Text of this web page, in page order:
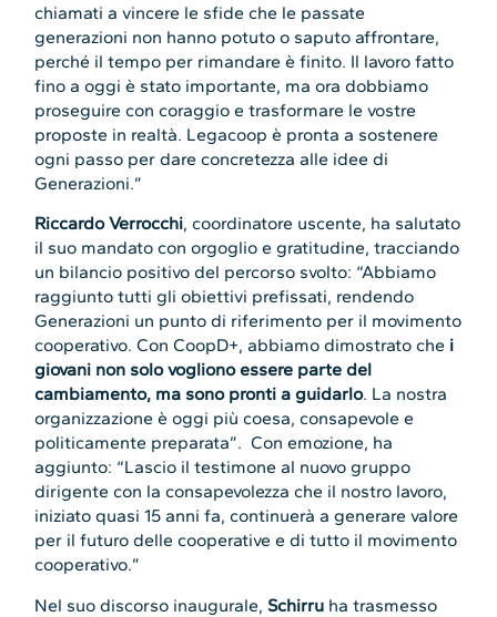
chiamati a vincere le sfide che le passate
generazioni non hanno potuto o saputo affrontare,
perché il tempo per rimandare è finito. Il lavoro fatto
fino a oggi è stato importante, ma ora dobbiamo
proseguire con coraggio e trasformare le vostre
proposte in realtà. Legacoop è pronta a sostenere
ogni passo per dare concretezza alle idee di
Generazioni.”
Riccardo Verrocchi, coordinatore uscente, ha salutato
il suo mandato con orgoglio e gratitudine, tracciando
un bilancio positivo del percorso svolto: “Abbiamo
raggiunto tutti gli obiettivi prefissati, rendendo
Generazioni un punto di riferimento per il movimento
cooperativo. Con CoopD+, abbiamo dimostrato che i
giovani non solo vogliono essere parte del
cambiamento, ma sono pronti a guidarlo. La nostra
organizzazione è oggi più coesa, consapevole e
politicamente preparata”. Con emozione, ha
aggiunto: “Lascio il testimone al nuovo gruppo
dirigente con la consapevolezza che il nostro lavoro,
iniziato quasi 15 anni fa, continuerà a generare valore
per il futuro delle cooperative e di tutto il movimento
cooperativo.”
Nel suo discorso inaugurale, Schirru ha trasmesso